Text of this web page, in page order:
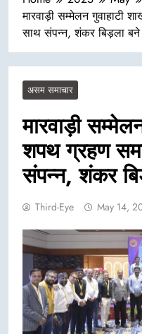
मारवाड़ी सम्मेलन गुवाहाटी
साथ संपन्न, शंकर बिड़ला बने
असम समाचार
मारवाड़ी
शपथ ग्रहण
संपन्न, शंकर
Third-Eye May 14,